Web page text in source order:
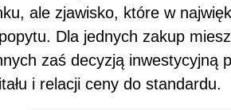
ale zjawisko, które w
Dla jednych zakup
zaś decyzją inwestycyjną
i relacji ceny do standardu.